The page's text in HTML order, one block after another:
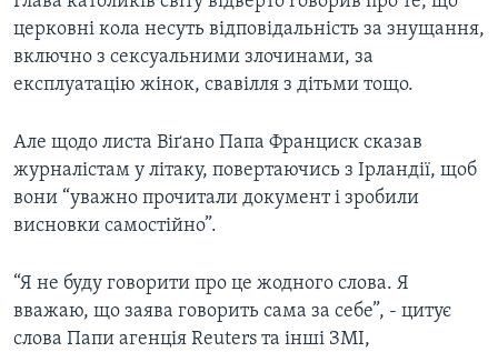
церковні кола несуть відповідальність за знущання,
включно з сексуальними злочинами, за
експлуатацію жінок, свавілля з дітьми тощо.
Але щодо листа Віґано Папа Франциск сказав
журналістам у літаку, повертаючись з Ірландії, щоб
вони “уважно прочитали документ і зробили
висновки самостійно”.
“Я не буду говорити про це жодного слова. Я
вважаю, що заява говорить сама за себе”, - цитує
слова Папи агенція Reuters та інші ЗМІ,